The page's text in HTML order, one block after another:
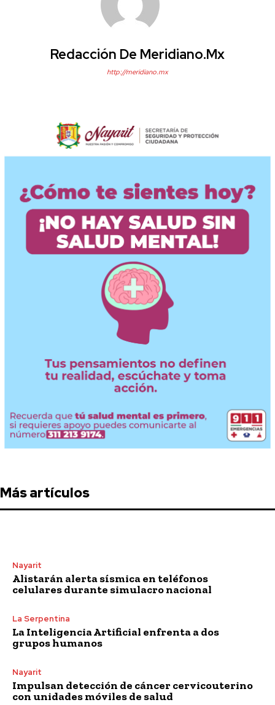
Redacción De Meridiano.mx
http://meridiano.mx
Más artículos
Nayarit
Alistarán alerta sísmica en teléfonos
celulares durante simulacro nacional
La Serpentina
La Inteligencia Artificial enfrenta a dos
grupos humanos
Nayarit
Impulsan detección de cáncer cervicouterino
con unidades móviles de salud